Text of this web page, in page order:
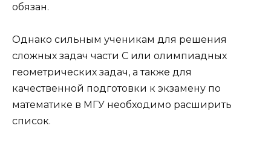
обязан.
Однако сильным ученикам для решения
сложных задач части С или олимпиадных
геометрических задач, а также для
качественной подготовки к экзамену по
математике в МГУ необходимо расширить
список.